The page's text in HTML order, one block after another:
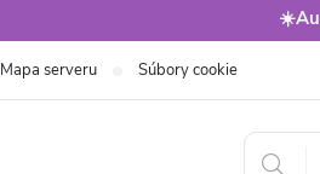
Mapa serveru Súbory cookie